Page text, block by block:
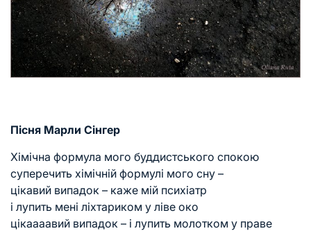
Пісня Марли Сінгер
Хімічна формула мого буддистського спокою
суперечить хімічній формулі мого сну –
цікавий випадок – каже мій психіатр
і лупить мені ліхтариком у ліве око
цікаааавий випадок – і лупить молотком у праве